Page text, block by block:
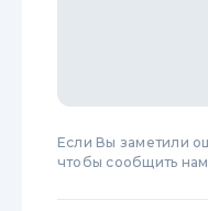
Если Вы заметили
чтобы сообщить